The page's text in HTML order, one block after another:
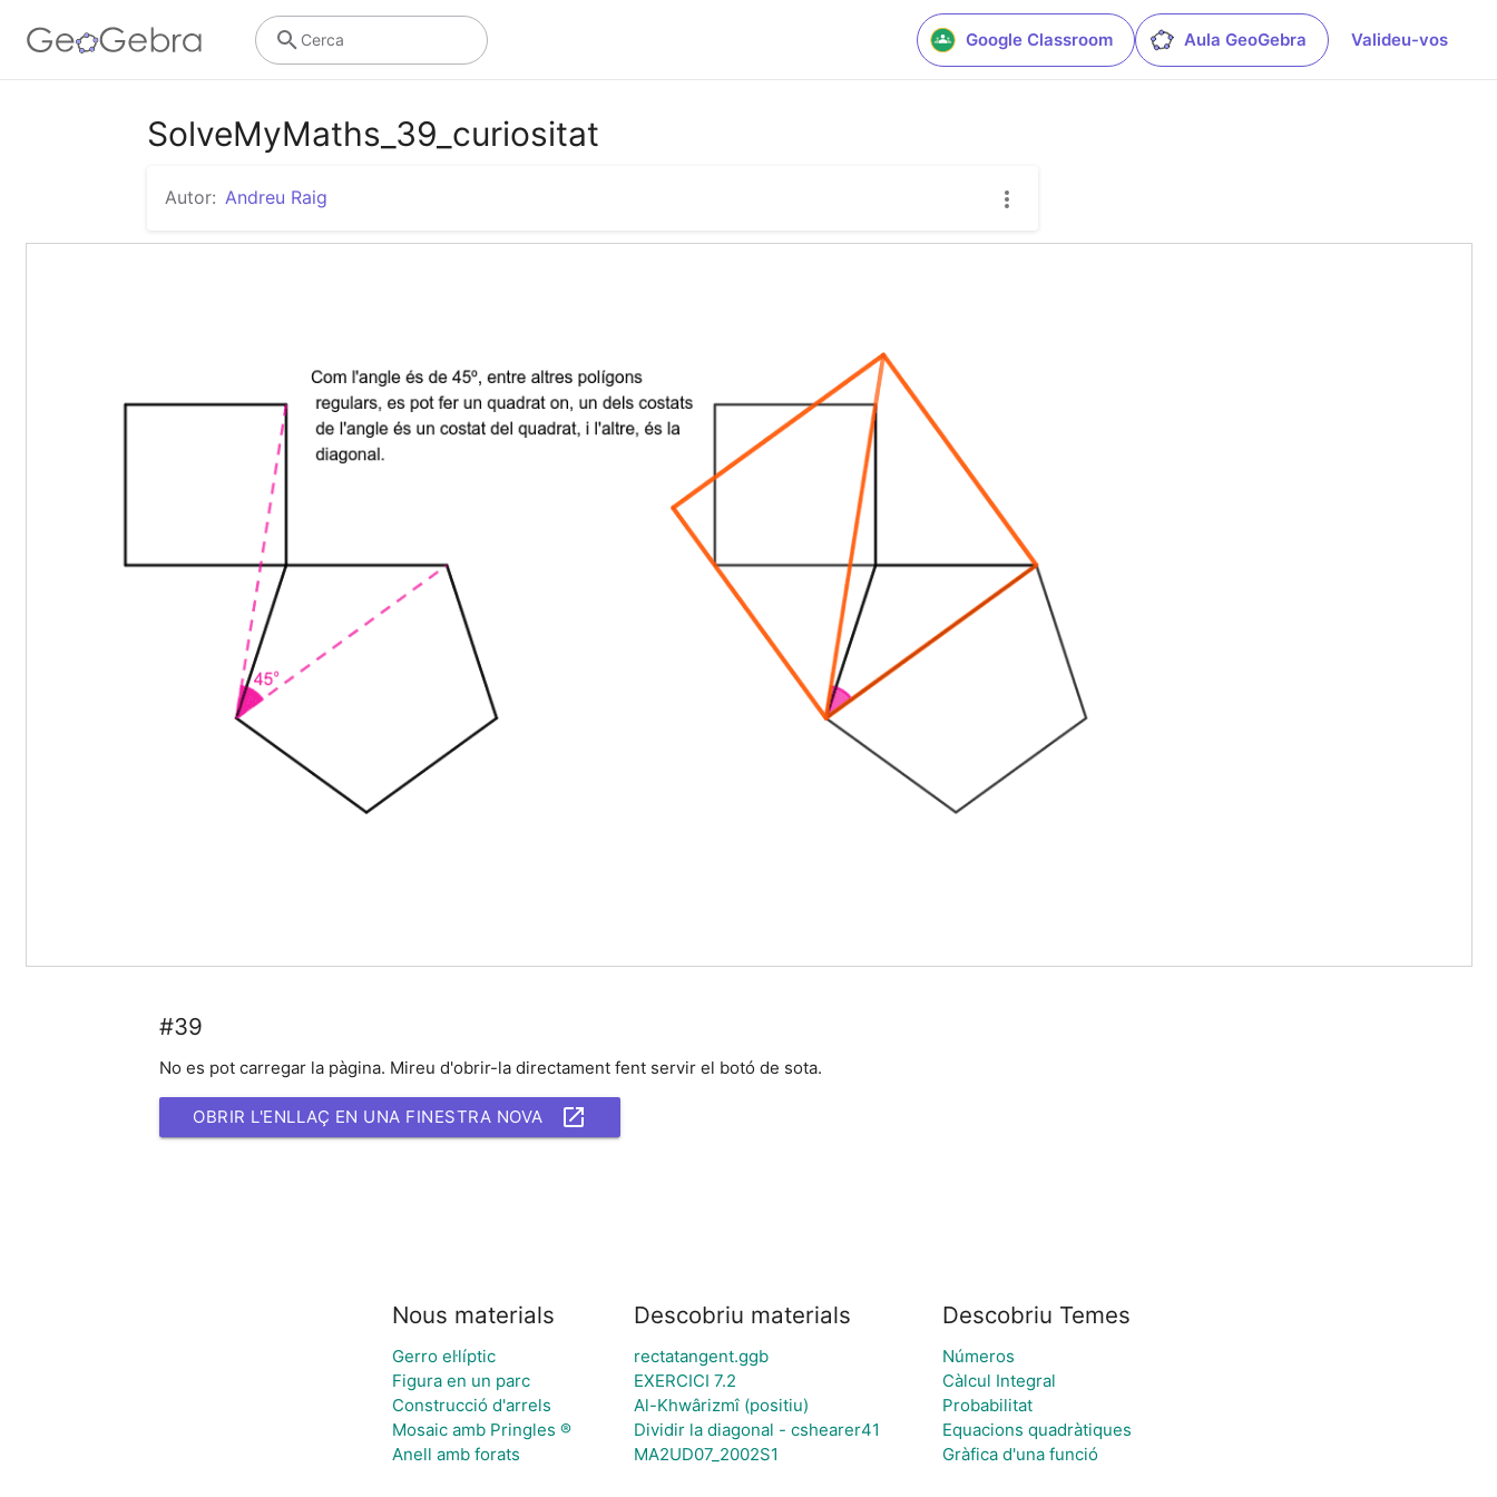
Google Classroom Aula GeoGebra Valideu-vos
Cerca
SolveMyMaths_39_curiositat
Autor: Andreu Raig
#39
No es pot carregar la pàgina. Mireu d'obrir-la directament fent servir el botó de sota.
OBRIR L'ENLLAÇ EN UNA FINESTRA NOVA
Nous materials
Gerro el·líptic
Figura en un parc
Construcció d'arrels
Mosaic amb Pringles ®
Anell amb forats
Descobriu materials
rectatangent.ggb
EXERCICI 7.2
Al-Khwârizmî (positiu)
Dividir la diagonal - cshearer41
MA2UD07_2002S1
Descobriu Temes
Números
Càlcul Integral
Probabilitat
Equacions quadràtiques
Gràfica d'una funció